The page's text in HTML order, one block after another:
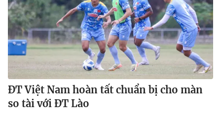
ĐT Việt Nam hoàn tất chuẩn bị cho màn
so tài với ĐT Lào